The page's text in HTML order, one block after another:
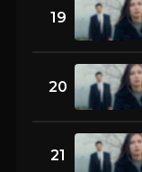
19
20
21